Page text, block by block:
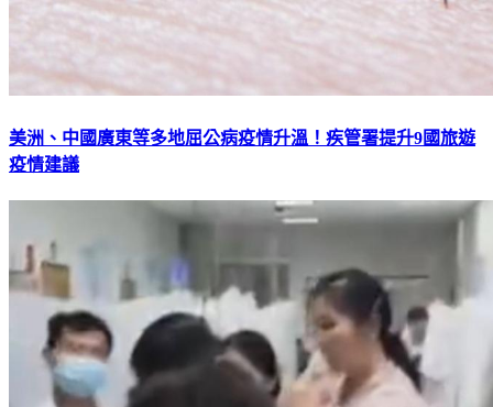
美洲、中國廣東等多地屈公病疫情升溫！疾管署提升9國旅遊
疫情建議